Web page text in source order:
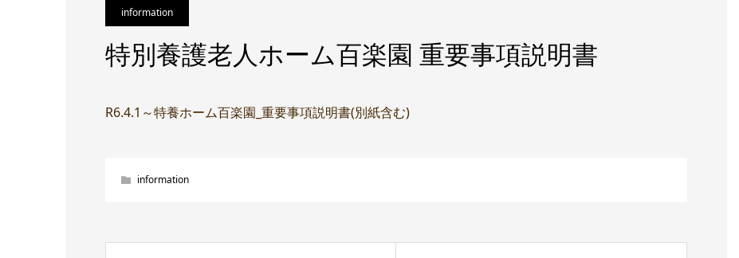
information
特別養護老人ホーム百楽園 重要事項説明書
R6.4.1～特養ホーム百楽園_重要事項説明書(別紙含む)
information